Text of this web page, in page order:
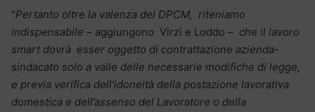
“Pertanto oltre la valenza dei DPCM, riteniamo
indispensabile – aggiungono Virzì e Loddo – che il lavoro
smart dovrà esser oggetto di contrattazione azienda-
sindacato solo a valle delle necessarie modifiche di legge,
e previa verifica dell’idoneità della postazione lavorativa
domestica e dell’assenso del Lavoratore o della